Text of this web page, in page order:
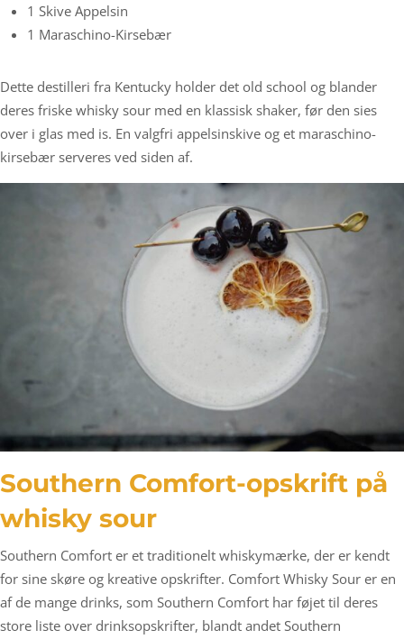
1 Skive Appelsin
1 Maraschino-Kirsebær
Dette destilleri fra Kentucky holder det old school og blander
deres friske whisky sour med en klassisk shaker, før den sies
over i glas med is. En valgfri appelsinskive og et maraschino-
kirsebær serveres ved siden af.
Southern Comfort-opskrift på
whisky sour
Southern Comfort er et traditionelt whiskymærke, der er kendt
for sine skøre og kreative opskrifter. Comfort Whisky Sour er en
af de mange drinks, som Southern Comfort har føjet til deres
store liste over drinksopskrifter, blandt andet Southern